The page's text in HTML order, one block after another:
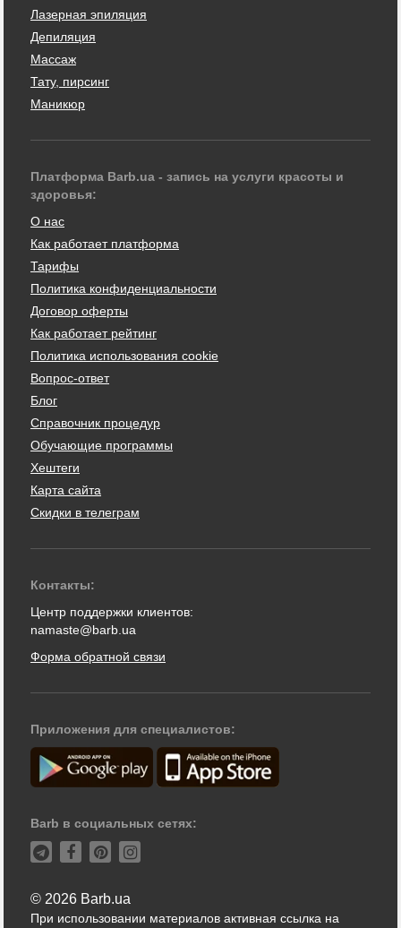
Лазерная эпиляция
Депиляция
Массаж
Тату, пирсинг
Маникюр
Платформа Barb.ua - запись на услуги красоты и
здоровья:
О нас
Как работает платформа
Тарифы
Политика конфиденциальности
Договор оферты
Как работает рейтинг
Политика использования cookie
Вопрос-ответ
Блог
Справочник процедур
Обучающие программы
Хештеги
Карта сайта
Скидки в телеграм
Контакты:
Центр поддержки клиентов:
namaste@barb.ua
Форма обратной связи
Приложения для специалистов:
Barb в социальных сетях:
© 2026 Barb.ua
При использовании материалов активная ссылка на